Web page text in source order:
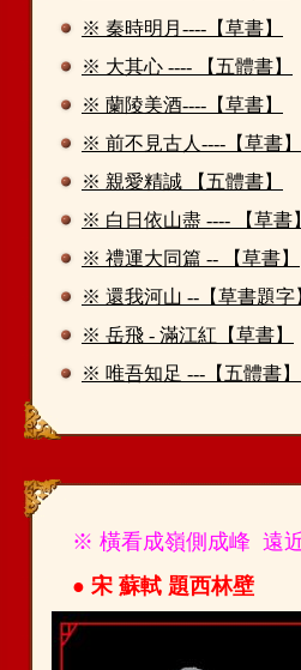
※ 秦時明月----【草書】
※ 大其心 ---- 【五體書】
※ 蘭陵美酒----【草書】
※ 前不見古人----【草書】
※ 親愛精誠 【五體書】
※ 白日依山盡 ---- 【草書
※ 禮運大同篇 -- 【草書】
※ 還我河山 --【草書題字
※ 岳飛 - 滿江紅【草書】
※ 唯吾知足 ---【五體書】
※ 橫看成嶺側成峰 遠
● 宋 蘇軾 題西林壁